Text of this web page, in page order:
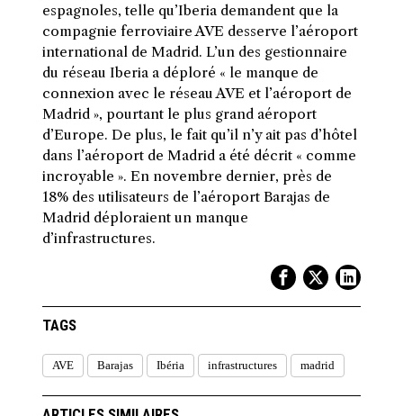
espagnoles, telle qu’Iberia demandent que la
compagnie ferroviaire AVE desserve l’aéroport
international de Madrid. L’un des gestionnaire
du réseau Iberia a déploré « le manque de
connexion avec le réseau AVE et l’aéroport de
Madrid », pourtant le plus grand aéroport
d’Europe. De plus, le fait qu’il n’y ait pas d’hôtel
dans l’aéroport de Madrid a été décrit « comme
incroyable ». En novembre dernier, près de
18% des utilisateurs de l’aéroport Barajas de
Madrid déploraient un manque
d’infrastructures.
TAGS
AVE Barajas Ibéria infrastructures madrid